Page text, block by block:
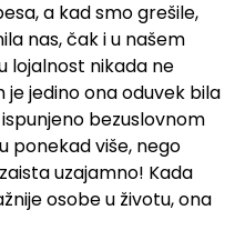
a kad smo grešile,
nas, čak i u našem
lojalnost nikada ne
jedino ona oduvek bila
bezuslovnom
ponekad više, nego
uzajamno! Kada
osobe u životu, ona